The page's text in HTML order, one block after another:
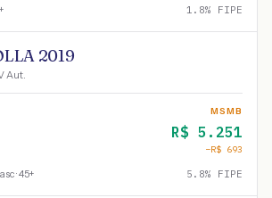
1.8% FIPE
2019
Aut.
MSMB
R$ 5.251
−R$ 693
· 45+ 5.8% FIPE